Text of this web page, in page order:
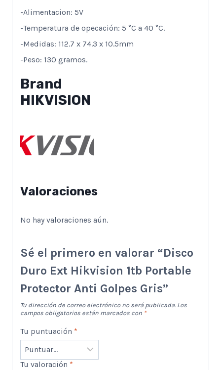
-Alimentacion: 5V
-Temperatura de opecación: 5 °C a 40 °C.
-Medidas: 112.7 x 74.3 x 10.5mm
-Peso: 130 gramos.
Brand
HIKVISION
Valoraciones
No hay valoraciones aún.
Sé el primero en valorar “Disco
Duro Ext Hikvision 1tb Portable
Protector Anti Golpes Gris”
Tu dirección de correo electrónico no será publicada. Los
campos obligatorios están marcados con *
Tu puntuación *
Tu valoración *